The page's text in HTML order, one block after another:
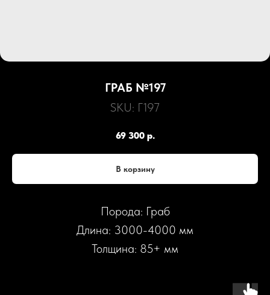
ГРАБ №197
SKU: Г197
69 300 р.
В корзину
Порода: Граб
Длина: 3000-4000 мм
Толщина: 85+ мм